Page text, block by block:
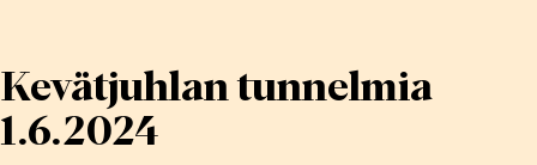
Kevätjuhlan tunnelmia
1.6.2024